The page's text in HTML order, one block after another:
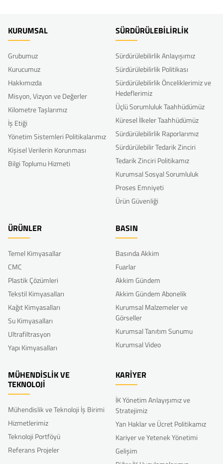
KURUMSAL
Grubumuz
Kurucumuz
Hakkımızda
Misyon, Vizyon ve Değerler
Kilometre Taşlarımız
İş Etiği
Yönetim Sistemleri Politikalarımız
Kişisel Verilerin Korunması
Bilgi Toplumu Hizmeti
SÜRDÜRÜLEBİLİRLİK
Sürdürülebilirlik Anlayışımız
Sürdürülebilirlik Politikası
Sürdürülebilirlik Önceliklerimiz ve
Hedeflerimiz
Üçlü Sorumluluk Taahhüdümüz
Küresel İlkeler Taahhüdümüz
Sürdürülebilirlik Raporlarımız
Sürdürülebilir Tedarik Zinciri
Tedarik Zinciri Politikamız
Kurumsal Sosyal Sorumluluk
Proses Emniyeti
Ürün Güvenliği
ÜRÜNLER
Temel Kimyasallar
CMC
Plastik Çözümleri
Tekstil Kimyasalları
Kağıt Kimyasalları
Su Kimyasalları
Ultrafiltrasyon
Yapı Kimyasalları
BASIN
Basında Akkim
Fuarlar
Akkim Gündem
Akkim Gündem Abonelik
Kurumsal Malzemeler ve
Görseller
Kurumsal Tanıtım Sunumu
Kurumsal Video
MÜHENDİSLİK VE
TEKNOLOJİ
Mühendislik ve Teknoloji İş Birimi
Hizmetlerimiz
Teknoloji Portföyü
Referans Projeler
KARİYER
İK Yönetim Anlayışımız ve
Stratejimiz
Yan Haklar ve Ücret Politikamız
Kariyer ve Yetenek Yönetimi
Gelişim